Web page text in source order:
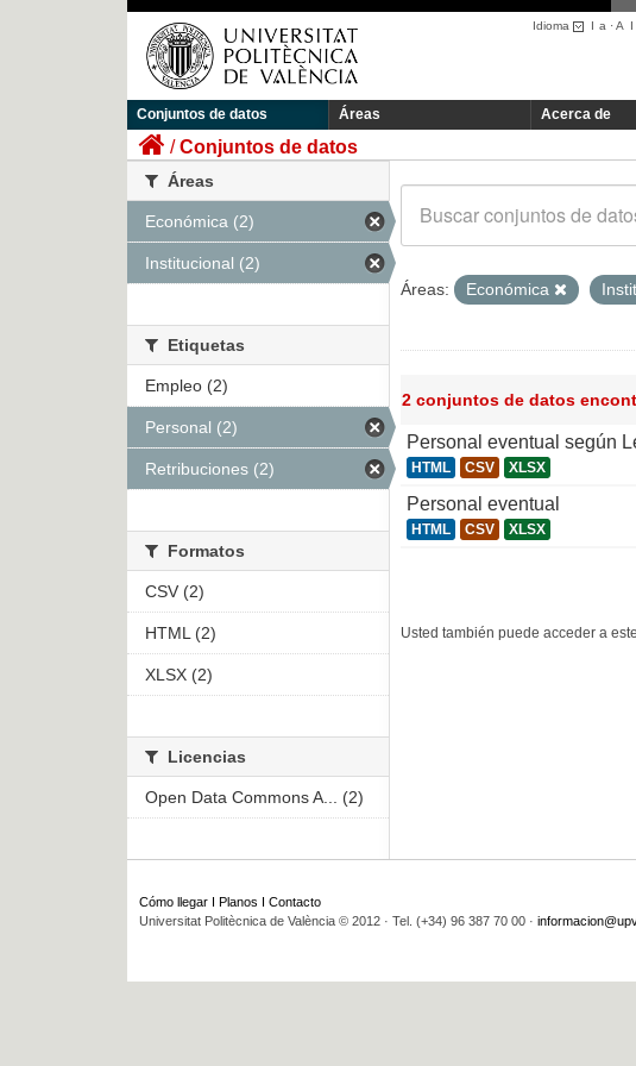
Idioma I a ·A I
Conjuntos de datos Áreas Acerca de
Conjuntos de datos
Áreas: Económica
2 conjuntos de datos
Personal eventual según
HTML CSV XLSX
Personal eventual
HTML CSV XLSX
Usted también puede acceder a
Áreas
Económica (2)
Institucional (2)
Etiquetas
Empleo (2)
Personal (2)
Retribuciones (2)
Formatos
CSV (2)
HTML (2)
XLSX (2)
Licencias
Open Data Commons A... (2)
Cómo llegar Planos
Contacto
Universitat Politècnica de València © 2012 · Tel. (+34) 96 387 70 00 ·